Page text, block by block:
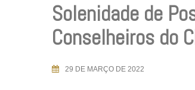
Solenidade de
Conselheiros do
29 DE MARÇO DE 2022